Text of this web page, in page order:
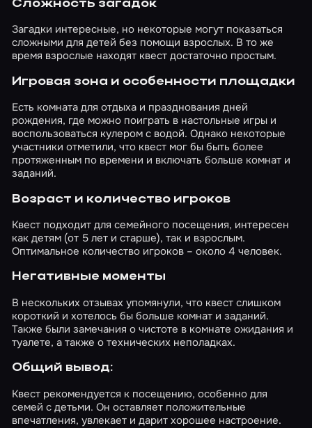
Сложность загадок
Загадки интересные, но некоторые могут показаться
сложными для детей без помощи взрослых. В то же
время взрослые находят квест достаточно простым.
Игровая зона и особенности площадки
Есть комната для отдыха и празднования дней
рождения, где можно поиграть в настольные игры и
воспользоваться кулером с водой. Однако некоторые
участники отметили, что квест мог бы быть более
протяженным по времени и включать больше комнат и
заданий.
Возраст и количество игроков
Квест подходит для семейного посещения, интересен
как детям (от 5 лет и старше), так и взрослым.
Оптимальное количество игроков – около 4 человек.
Негативные моменты
В нескольких отзывах упомянули, что квест слишком
короткий и хотелось бы больше комнат и заданий.
Также были замечания о чистоте в комнате ожидания и
туалете, а также о технических неполадках.
Общий вывод:
Квест рекомендуется к посещению, особенно для
семей с детьми. Он оставляет положительные
впечатления, увлекает и дарит хорошее настроение.